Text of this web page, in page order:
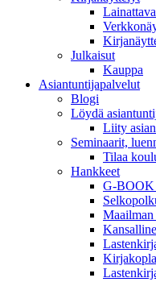
Julkaisut
Kauppa
Asiantuntija­palvelut
Blogi
Löydä
Liity
Seminaarit,
Tilaa
Hankkeet
G-BOOK